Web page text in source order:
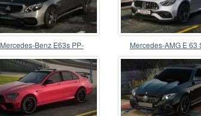
Mercedes-Benz E63s PP-
Perfomance 4Matic
Mercedes-AMG E 63